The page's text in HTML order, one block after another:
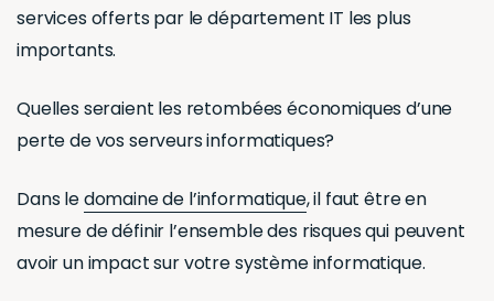
services offerts par le département IT les plus
importants.
Quelles seraient les retombées économiques d’une
perte de vos serveurs informatiques?
Dans ledomaine de l’informatique, il faut être en
mesure de définir l’ensemble des risques qui peuvent
avoir un impact sur votre système informatique.